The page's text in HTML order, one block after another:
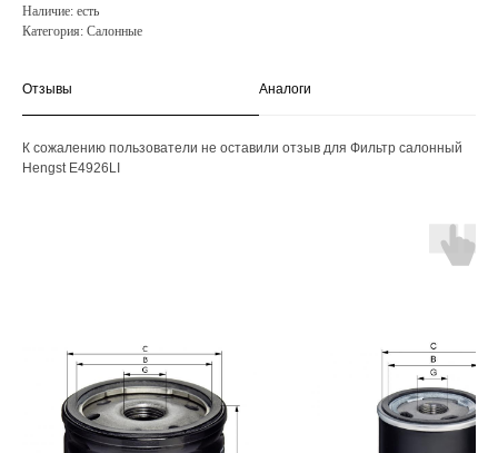
Наличие: есть
Категория: Салонные
Отзывы Аналоги
К сожалению пользователи не оставили отзыв для Фильтр салонный
Hengst E4926LI